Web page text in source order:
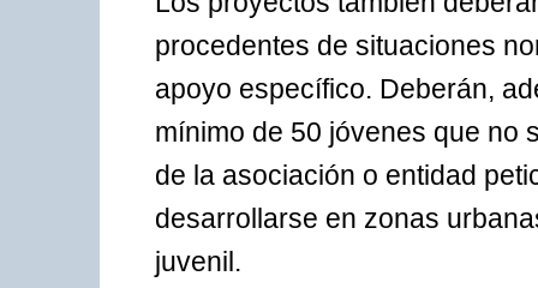
procedentes de situaciones
apoyo específico. Deberán,
mínimo de 50 jóvenes que no
de la asociación o entidad
desarrollarse en zonas
juvenil.